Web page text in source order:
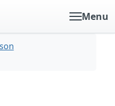
Menu